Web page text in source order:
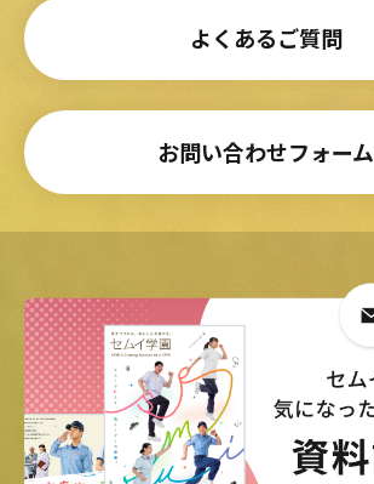
よくあるご質問
お問い合わせフォーム